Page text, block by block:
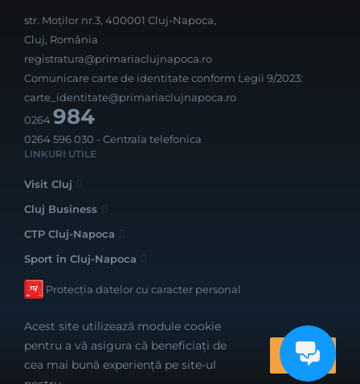
str. Moților nr.3, 400001 Cluj-Napoca,
Cluj, România
registratura@primariaclujnapoca.ro
Comunicare carte de identitate conform Legii 9/2023:
carte_identitate@primariaclujnapoca.ro
0264984
0264 596 030 - Centrala telefonica
LINKURI UTILE
Visit Cluj
Cluj Business
CTP Cluj-Napoca
Sport în Cluj-Napoca
Protecția datelor cu caracter personal
Realizat cu bune intenții de către
Acest site utilizează module cookie
pentru a vă asigura că beneficiați de
cea mai bună experiență pe site-ul
OK